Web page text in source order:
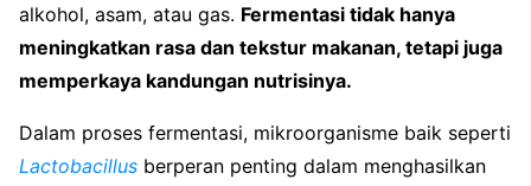
alkohol, asam, atau gas. Fermentasi tidak hanya
meningkatkan rasa dan tekstur makanan, tetapi juga
memperkaya kandungan nutrisinya.
Dalam proses fermentasi, mikroorganisme baik seperti
Lactobacillus berperan penting dalam menghasilkan